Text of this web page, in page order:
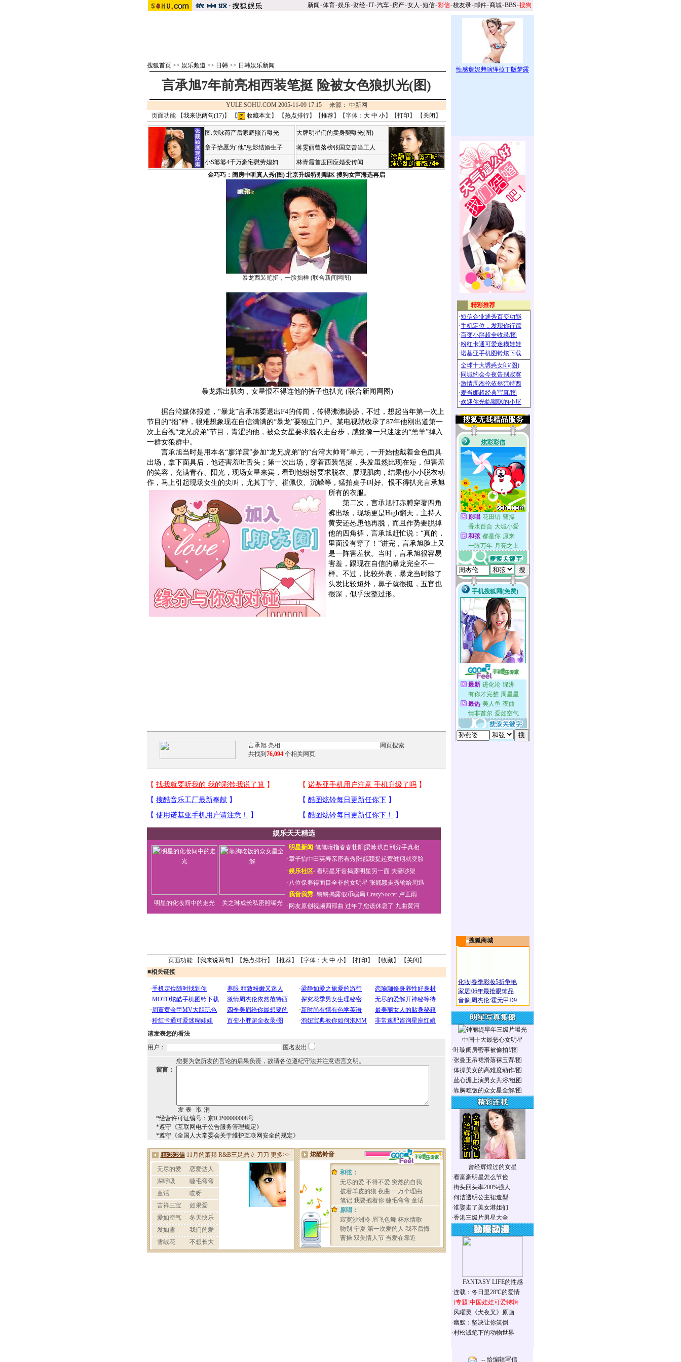
新闻-体育-娱乐-财经-IT-汽车-房产-女人 -短信-彩信-校友录-邮件-商城-BBS-搜狗
搜狐首页 >> 娱乐频道 >> 日韩 >> 日韩娱乐新闻
言承旭7年前亮相西装笔挺 险被女色狼扒光(图)
YULE.SOHU.COM 2005-11-09 17:15 来源： 中新网
页面功能 【我来说两句(17)】 【 收藏本文 】 【热点排行】【推荐】【字体： 大 中 小】【打印 】 【 关闭 】
图:关咏荷产后家庭照首曝光
章子怡愿为"他"息影结婚生子
小S婆婆4千万豪宅慰劳媳妇
大牌明星们的卖身契曝光(图)
蒋雯丽曾落榜张国立曾当工人
林青霞首度回应婚变传闻
金巧巧：闺房中听真人秀(图) 北京升级特别唱区 搜狗女声海选再启
暴龙西装笔挺，一脸拙样 (联合新闻网图)
暴龙露出肌肉，女星恨不得连他的裤子也扒光 (联合新闻网图)
据台湾媒体报道，“暴龙”言承旭要退出F4的传闻，传得沸沸扬扬，不过，想起当年第一次上
节目的“拙”样，很难想象现在自信满满的“暴龙”要独立门户。某电视就收录了87年他刚出道第一
次上台视“龙兄虎弟”节目，青涩的他，被众女星要求脱衣走台步，感觉像一只迷途的“羔羊”掉入
一群女狼群中。
言承旭当时是用本名“廖洋震”参加“龙兄虎弟”的“台湾大帅哥”单元，一开始他戴着金色面具
出场，拿下面具后，他还害羞吐舌头；第一次出场，穿着西装笔挺，头发虽然比现在短，但害羞
的笑容，充满青春、阳光，现场女星来宾，看到他纷纷要求脱衣、展现肌肉，结果他小小脱衣动
作，马上引起现场女生的尖叫，尤其丁宁、崔佩仪、沉嵘等，猛拍桌子叫好、恨不得扒光言承旭
所有的衣服。
第二次，言承旭打赤膊穿著四角
裤出场，现场更是High翻天，主持人
黄安还怂恿他再脱，而且作势要脱掉
他的四角裤，言承旭赶忙说：“真的，
里面没有穿了！”讲完，言承旭脸上又
是一阵害羞状。当时，言承旭很容易
害羞，跟现在自信的暴龙完全不一
样。不过，比较外表，暴龙当时除了
头发比较短外，鼻子就很挺，五官也
很深，似乎没整过形。
共找到 76,094 个相关网页.
娱乐天天精选
明星的化妆间中的走光 关之琳成长私密照曝光
·明星新闻-笔笔暗指春春壮阳 梁咏琪自剖分手真相
·章子怡中田英寿亲密看秀张靓颖提起黄健翔就变脸
·娱乐社区- 看明星牙齿揭露明星另一面 夫妻吵架
·八位保养得面目全非的女明星 张靓颖走秀输给周迅
·我音我秀- 锵锵揭露假币骗局 CrazySoccer 卢正雨
· 网友原创视频四部曲 过年了您该休息了 九曲黄河
页面功能 【我来说两句 】【热点排行】【推荐】【字体： 大 中 小】【打印 】 【收藏】 【 关闭 】
■相关链接
请发表您的看法
用户：
匿名发出
您要为您所发的言论的后果负责，故请各位遵纪守法并注意语言文明。
留言：
*经营许可证编号：京ICP00000008号
*遵守《互联网电子公告服务管理规定》
*遵守《全国人大常委会关于维护互联网安全的规定》
搜狐商城
化妆春季彩妆5折争艳
家居06年最抢眼饰品
音像 周杰伦:霍元甲D9
中国十大最恶心女明星
·叶璇闺房密事被偷拍!/图
·张曼玉吊裙滑落裸玉背/图
·体操美女的高难度动作/图
·蓝心湄上演男女共浴/组图
·靠胸吃饭的众女星全解/图
曾经辉煌过的女星
·看富豪明星怎么节俭
·街头回头率200%强人
·何洁透明公主裙造型
·谁娶走了美女港姐们
·香港三级片男星大全
FANTASY LIFE的性感
·连载：冬日里28℃的爱情
·[专题]中国娃娃可爱特辑
·风曜灵《犬夜叉》原画
·幽默：坚决让你笑倒
·村松诚笔下的动物世界
-- 给编辑写信